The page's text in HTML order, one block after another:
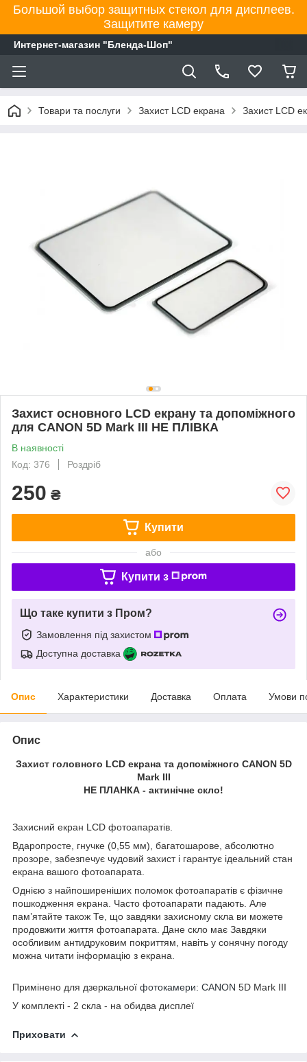
Большой выбор защитных стекол для дисплеев.
Защитите камеру
Интернет-магазин "Бленда-Шоп"
Товари та послуги Захист LCD екрана Захист LCD
Захист основного LCD екрану та допоміжного
для CANON 5D Mark III НЕ ПЛІВКА
В наявності
Код: 376
Роздріб
250 ₴
Купити
або
Купити з
Що таке купити з Пром?
Замовлення під захистом
Доступна доставка
Опис Характеристики Доставка Оплата Умови
Опис
Захист головного LCD екрана та допоміжного CANON 5D
Mark III
НЕ ПЛАНКА - актинічне скло!
Захисний екран LCD фотоапаратів.
Вдаропросте, гнучке (0,55 мм), багатошарове, абсолютно
прозоре, забезпечує чудовий захист і гарантує ідеальний стан
екрана вашого фотоапарата.
Однією з найпоширеніших поломок фотоапаратів є фізичне
пошкодження екрана. Часто фотоапарати падають. Але
пам’ятайте також Те, що завдяки захисному скла ви можете
продовжити життя фотоапарата. Дане скло має Завдяки
особливим антидруковим покриттям, навіть у сонячну погоду
можна читати інформацію з екрана.
Примінено для дзеркальної фотокамери: CANON 5D Mark III
У комплекті - 2 скла - на обидва дисплеї
Приховати